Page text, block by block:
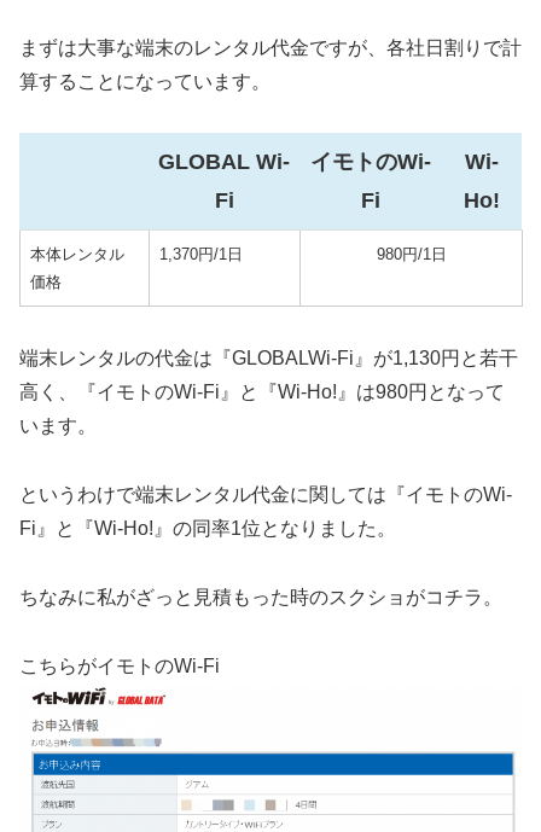
まずは大事な端末のレンタル代金ですが、各社日割りで計
算することになっています。
GLOBAL Wi-
Fi
イモトのWi-
Fi
Wi-
Ho!
本体レンタル
価格
1,370円/1日 980円/1日
端末レンタルの代金は『GLOBALWi-Fi』が1,130円と若干
高く、『イモトのWi-Fi』と『Wi-Ho!』は980円となって
います。
というわけで端末レンタル代金に関しては『イモトのWi-
Fi』と『Wi-Ho!』の同率1位となりました。
ちなみに私がざっと見積もった時のスクショがコチラ。
こちらがイモトのWi-Fi